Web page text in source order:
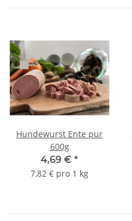
Hundewurst Ente pur
600g
4,69 € *
7,82 € pro 1 kg